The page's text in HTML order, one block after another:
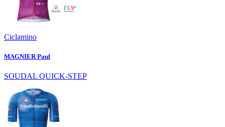
Ciclamino
MAGNIER Paul
SOUDAL QUICK-STEP